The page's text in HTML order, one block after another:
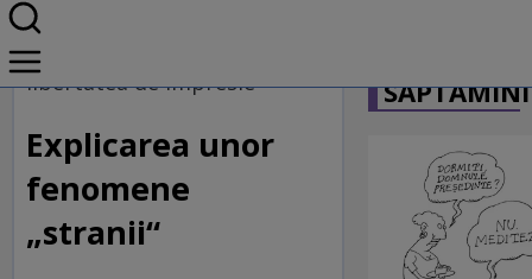
Home
EDITORIALE ȘI OPINII
libertatea de impresie
Explicarea unor
fenomene
„stranii“